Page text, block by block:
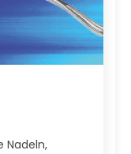
Nadeln,